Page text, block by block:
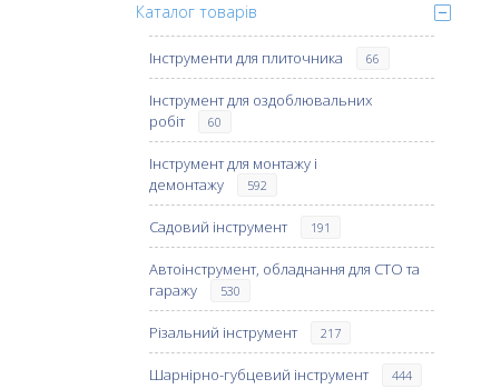
Каталог товарів
Інструменти для плиточника 66
Інструмент для оздоблювальних
робіт
60
Інструмент для монтажу і
демонтажу
592
Садовий інструмент 191
Автоінструмент, обладнання для СТО та
гаражу
530
Різальний інструмент 217
Шарнірно-губцевий інструмент 444